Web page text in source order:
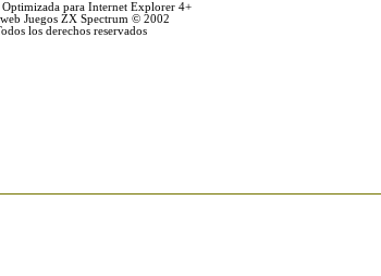
para Internet Explorer 4+
Juegos ZX Spectrum © 2002
los derechos reservados